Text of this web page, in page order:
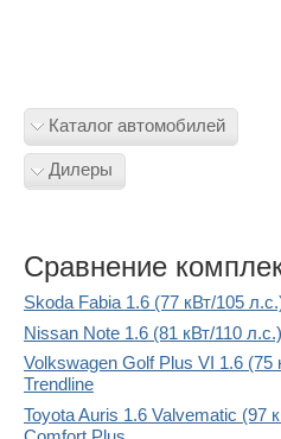
Каталог автомобилей
Дилеры
Сравнение
Skoda Fabia 1.6 (77 кВт/105
Nissan Note 1.6 (81 кВт/110
Volkswagen Golf Plus VI 1.6 (75
Trendline
Toyota Auris 1.6 Valvematic (97